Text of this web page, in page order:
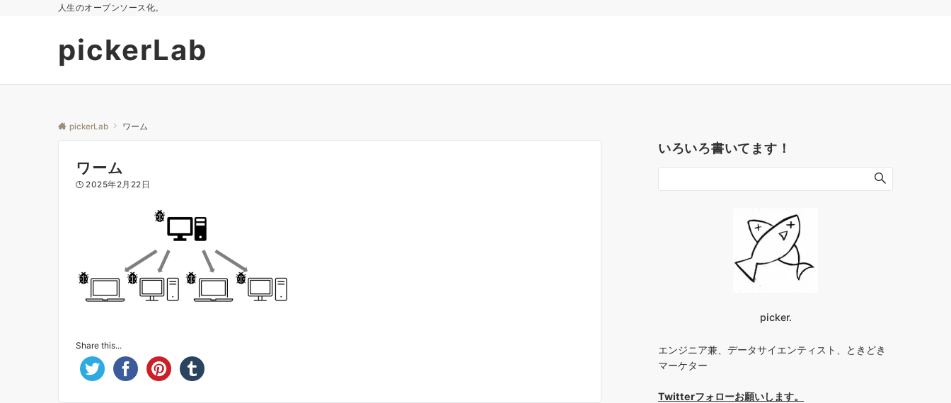
人生のオープンソース化。
pickerLab
pickerLab ワーム
ワーム
2025年2月22日
Share this...
いろいろ書いてます！
picker.
エンジニア兼、データサイエンティスト、ときどき
マーケター
Twitterフォローお願いします。